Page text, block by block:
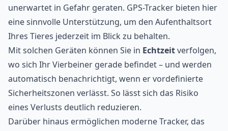
unerwartet in Gefahr geraten. GPS-Tracker bieten hier
eine sinnvolle Unterstützung, um den Aufenthaltsort
Ihres Tieres jederzeit im Blick zu behalten.
Mit solchen Geräten können Sie in Echtzeitverfolgen,
wo sich Ihr Vierbeiner gerade befindet – und werden
automatisch benachrichtigt, wenn er vordefinierte
Sicherheitszonen verlässt. So lässt sich das Risiko
eines Verlusts deutlich reduzieren.
Darüber hinaus ermöglichen moderne Tracker, das